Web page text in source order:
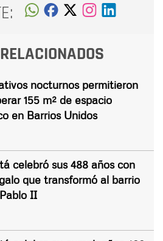
nocturnos permitieron
155 m² de espacio
en Barrios Unidos
celebró sus 488 años con
que transformó al barrio
II